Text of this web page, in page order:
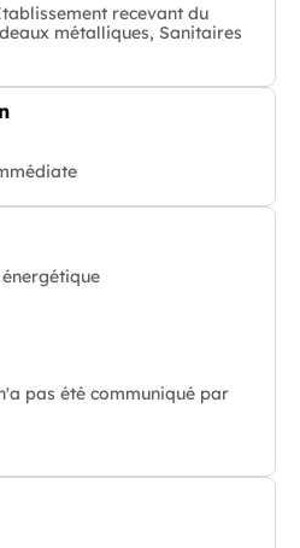
recevant du
métalliques, Sanitaires
pas été communiqué par